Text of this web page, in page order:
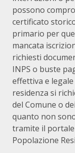
possono
certificato
primario per
mancata
richiesti
INPS o buste
effettiva e
residenza si
del Comune o
quanto non
tramite il portale
Popolazione